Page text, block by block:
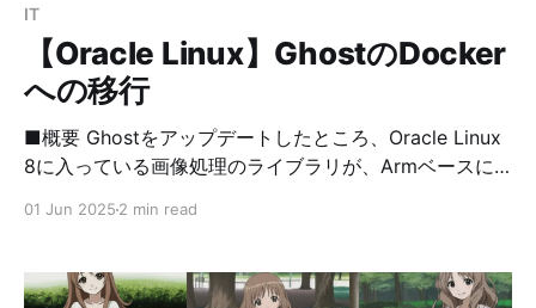
IT
【Oracle Linux】GhostのDocker
への移行
■概要 Ghostをアップデートしたところ、Oracle Linux
8に入っている画像処理のライブラリが、Armベースに
スのインスタンス Oracle Linux 8 nginx MariaDB ■作
01 Jun 2025 2 min read